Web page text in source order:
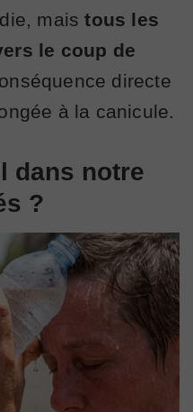
maistous les
le coup de
directe
à la canicule.
dans notre
?